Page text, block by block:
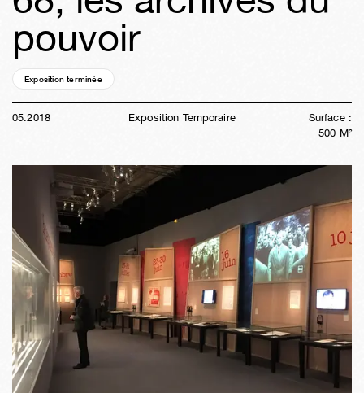
pouvoir
Exposition terminée
05.2018 Exposition Temporaire
Surface :
500 M²